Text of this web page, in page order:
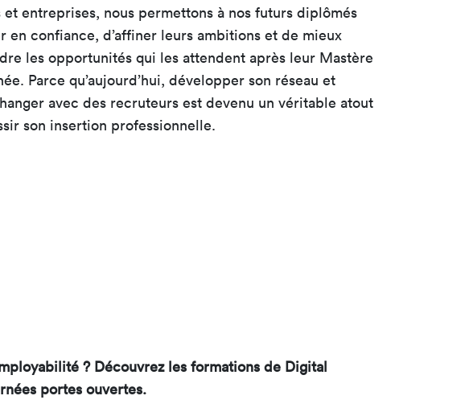
et entreprises, nous permettons à nos futurs diplômés
en confiance, d’affiner leurs ambitions et de mieux
les opportunités qui les attendent après leur Mastère
Parce qu’aujourd’hui, développer son réseau et
avec des recruteurs est devenu un véritable atout
son insertion professionnelle.
? Découvrez les formations de Digital
portes ouvertes.